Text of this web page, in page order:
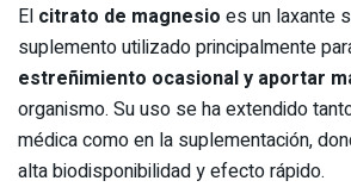
El citrato de magnesio es un laxante
suplemento utilizado principalmente
estreñimiento ocasional y aportar
organismo. Su uso se ha extendido
médica como en la suplementación,
alta biodisponibilidad y efecto rápido.